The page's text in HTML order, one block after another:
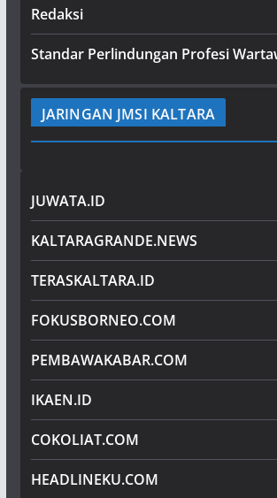
Redaksi
Standar Perlindungan Profesi
JARINGAN JMSI KALTARA
JUWATA.ID
KALTARAGRANDE.NEWS
TERASKALTARA.ID
FOKUSBORNEO.COM
PEMBAWAKABAR.COM
IKAEN.ID
COKOLIAT.COM
HEADLINEKU.COM